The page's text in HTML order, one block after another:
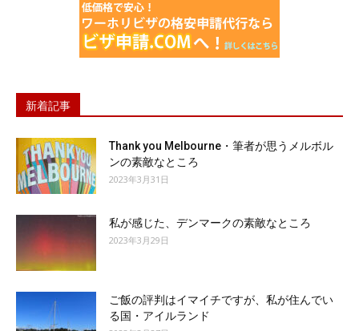
新着記事
Thank you Melbourne・筆者が思うメルボル
ンの素敵なところ
2023年3月31日
私が感じた、デンマークの素敵なところ
2023年3月29日
ご飯の評判はイマイチですが、私が住んでい
る国・アイルランド